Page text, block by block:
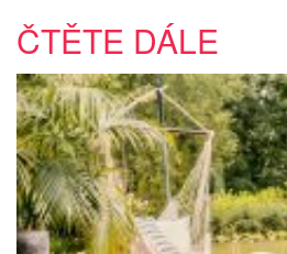
ČTĚTE DÁLE